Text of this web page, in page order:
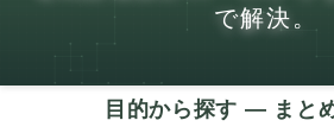
で解決。